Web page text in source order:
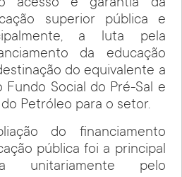
acesso e garantia da
superior pública e
a luta pela
da educação
do equivalente a
Fundo Social do Pré-Sal e
Petróleo para o setor.
do financiamento
pública foi a principal
unitariamente pelo